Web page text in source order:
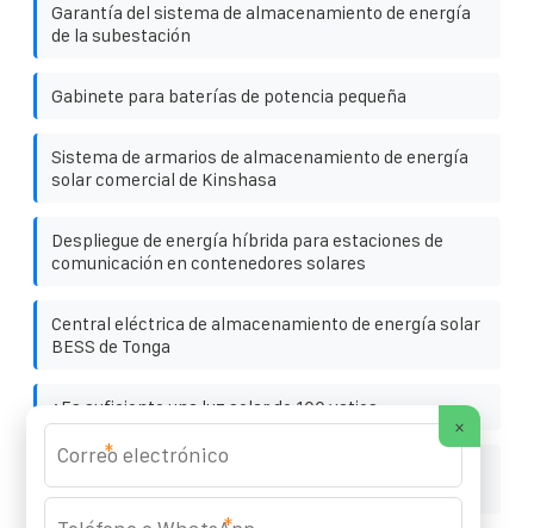
Garantía del sistema de almacenamiento de energía
de la subestación
Gabinete para baterías de potencia pequeña
Sistema de armarios de almacenamiento de energía
solar comercial de Kinshasa
Despliegue de energía híbrida para estaciones de
comunicación en contenedores solares
Central eléctrica de almacenamiento de energía solar
BESS de Tonga
¿Es suficiente una luz solar de 100 vatios
The current of photovoltaic panels connected in
parallel does not increase
×
*